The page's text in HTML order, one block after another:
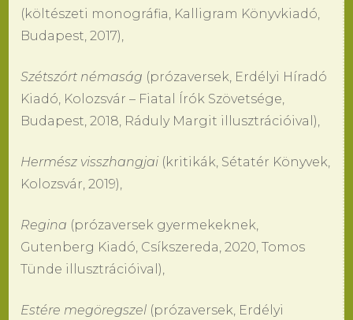
(költészeti monográfia, Kalligram Könyvkiadó,
Budapest, 2017),
Szétszórt némaság (prózaversek, Erdélyi Híradó
Kiadó, Kolozsvár – Fiatal Írók Szövetsége,
Budapest, 2018, Ráduly Margit illusztrációival),
Hermész visszhangjai (kritikák, Sétatér Könyvek,
Kolozsvár, 2019),
Regina (prózaversek gyermekeknek,
Gutenberg Kiadó, Csíkszereda, 2020, Tomos
Tünde illusztrációival),
Estére megöregszel (prózaversek, Erdélyi